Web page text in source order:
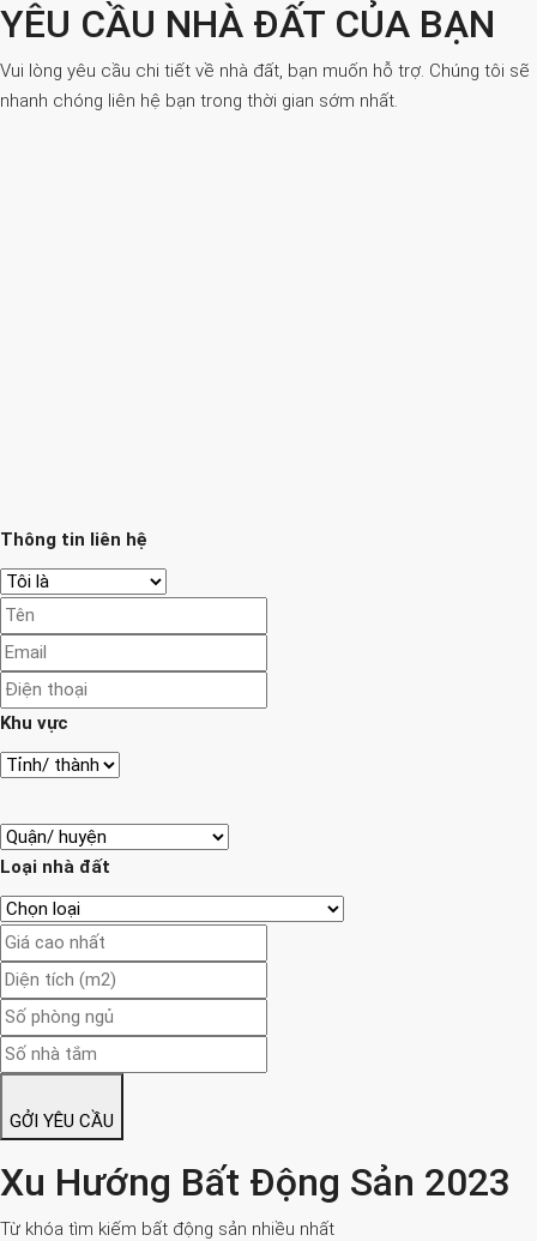
YÊU CẦU NHÀ ĐẤT CỦA BẠN
Vui lòng yêu cầu chi tiết về nhà đất, bạn muốn hỗ trợ. Chúng tôi sẽ
nhanh chóng liên hệ bạn trong thời gian sớm nhất.
Thông tin liên hệ
Khu vực
Loại nhà đất
GỞI YÊU CẦU
Xu Hướng Bất Động Sản 2023
Từ khóa tìm kiếm bất động sản nhiều nhất